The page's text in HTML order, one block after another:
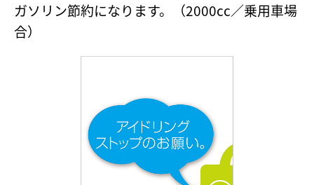
ガソリン節約になります。（2000cc／乗用車場
合）